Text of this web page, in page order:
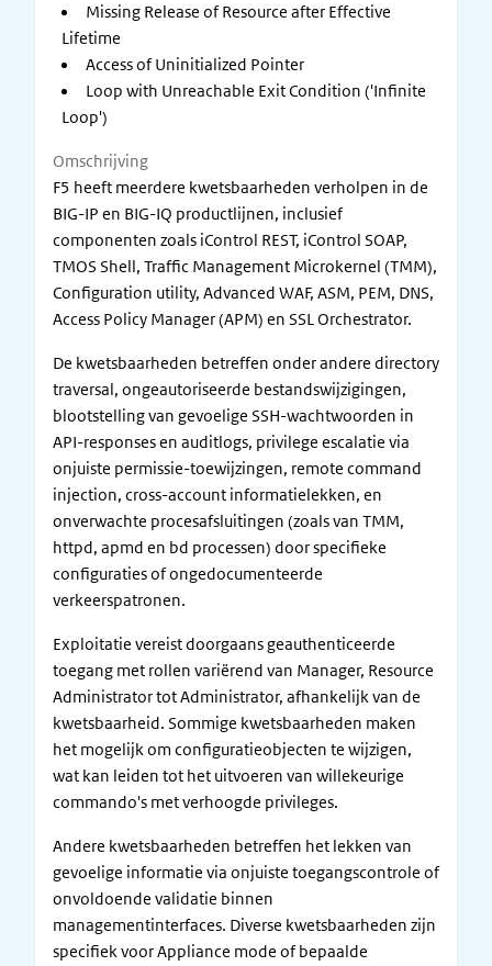
Missing Release of Resource after Effective
Lifetime
Access of Uninitialized Pointer
Loop with Unreachable Exit Condition ('Infinite
Loop')
Omschrijving
F5 heeft meerdere kwetsbaarheden verholpen in de
BIG-IP en BIG-IQ productlijnen, inclusief
componenten zoals iControl REST, iControl SOAP,
TMOS Shell, Traffic Management Microkernel (TMM),
Configuration utility, Advanced WAF, ASM, PEM, DNS,
Access Policy Manager (APM) en SSL Orchestrator.
De kwetsbaarheden betreffen onder andere directory
traversal, ongeautoriseerde bestandswijzigingen,
blootstelling van gevoelige SSH-wachtwoorden in
API-responses en auditlogs, privilege escalatie via
onjuiste permissie-toewijzingen, remote command
injection, cross-account informatielekken, en
onverwachte procesafsluitingen (zoals van TMM,
httpd, apmd en bd processen) door specifieke
configuraties of ongedocumenteerde
verkeerspatronen.
Exploitatie vereist doorgaans geauthenticeerde
toegang met rollen variërend van Manager, Resource
Administrator tot Administrator, afhankelijk van de
kwetsbaarheid. Sommige kwetsbaarheden maken
het mogelijk om configuratieobjecten te wijzigen,
wat kan leiden tot het uitvoeren van willekeurige
commando's met verhoogde privileges.
Andere kwetsbaarheden betreffen het lekken van
gevoelige informatie via onjuiste toegangscontrole of
onvoldoende validatie binnen
managementinterfaces. Diverse kwetsbaarheden zijn
specifiek voor Appliance mode of bepaalde